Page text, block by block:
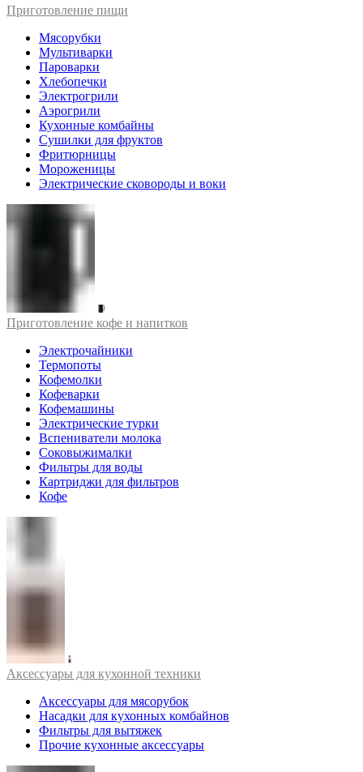
Приготовление пищи
Мясорубки
Мультиварки
Пароварки
Хлебопечки
Электрогрили
Аэрогрили
Кухонные комбайны
Сушилки для фруктов
Фритюрницы
Мороженицы
Электрические сковороды и воки
Приготовление кофе и напитков
Электрочайники
Термопоты
Кофемолки
Кофеварки
Кофемашины
Электрические турки
Вспениватели молока
Соковыжималки
Фильтры для воды
Картриджи для фильтров
Кофе
Аксессуары для кухонной техники
Аксессуары для мясорубок
Насадки для кухонных комбайнов
Фильтры для вытяжек
Прочие кухонные аксессуары